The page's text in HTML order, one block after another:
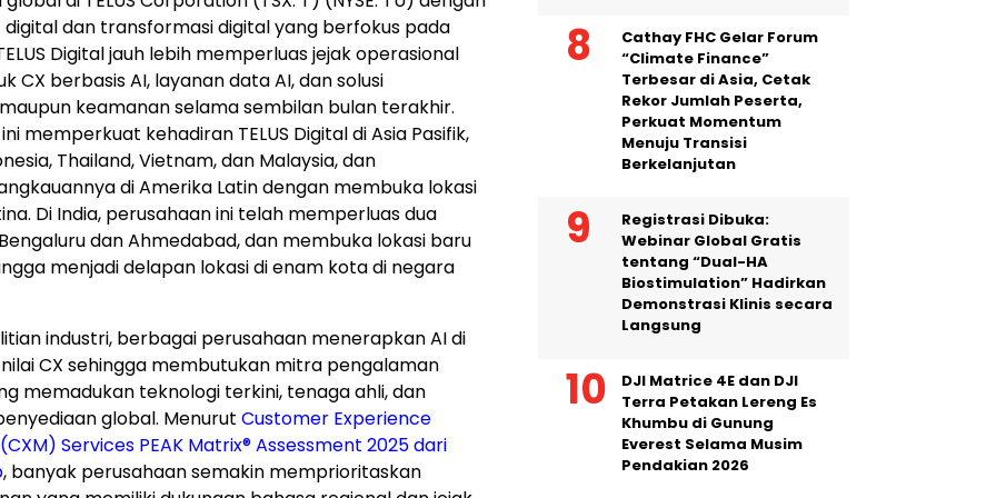
digital dan transformasi digital yang berfokus pada
Digital jauh lebih memperluas jejak operasional
CX berbasis AI, layanan data AI, dan solusi
keamanan selama sembilan bulan terakhir.
memperkuat kehadiran TELUS Digital di Asia Pasifik,
Thailand, Vietnam, dan Malaysia, dan
di Amerika Latin dengan membuka lokasi
Di India, perusahaan ini telah memperluas dua
dan Ahmedabad, dan membuka lokasi baru
menjadi delapan lokasi di enam kota di negara
industri, berbagai perusahaan menerapkan AI di
CX sehingga membutukan mitra pengalaman
memadukan teknologi terkini, tenaga ahli, dan
global. Menurut Customer Experience
Services PEAK Matrix® Assessment 2025 dari
, banyak perusahaan semakin memprioritaskan
Cathay FHC Gelar Forum
“Climate Finance”
Terbesar di Asia, Cetak
Rekor Jumlah Peserta,
Perkuat Momentum
Menuju Transisi
Berkelanjutan
Registrasi Dibuka:
Webinar Global Gratis
tentang “Dual-HA
Biostimulation” Hadirkan
Demonstrasi Klinis secara
Langsung
DJI Matrice 4E dan DJI
Terra Petakan Lereng Es
Khumbu di Gunung
Everest Selama Musim
Pendakian 2026